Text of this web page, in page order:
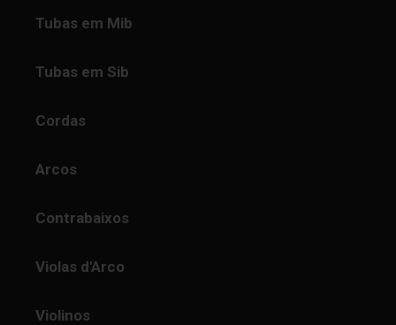
Tubas em Mib
Tubas em Sib
Cordas
Arcos
Contrabaixos
Violas d'Arco
Violinos